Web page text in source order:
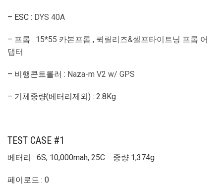
– ESC : DYS 40A
– 프롭 : 15*55 카본프롭 , 퀵릴리즈&셀프타이트닝 프롭 어
댑터
– 비행콘트롤러 : Naza-m V2 w/ GPS
– 기체중량(베터리제외) : 2.8Kg
TEST CASE #1
베터리 : 6S, 10,000mah, 25C 중량 1,374g
페이로드 : 0